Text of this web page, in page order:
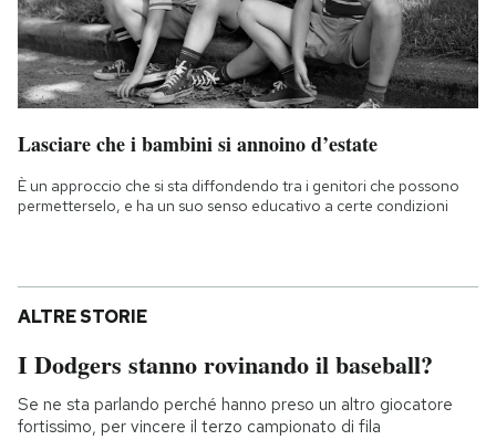
Lasciare che i bambini si annoino d’estate
È un approccio che si sta diffondendo tra i genitori che possono
permetterselo, e ha un suo senso educativo a certe condizioni
ALTRE STORIE
I Dodgers stanno rovinando il baseball?
Se ne sta parlando perché hanno preso un altro giocatore
fortissimo, per vincere il terzo campionato di fila